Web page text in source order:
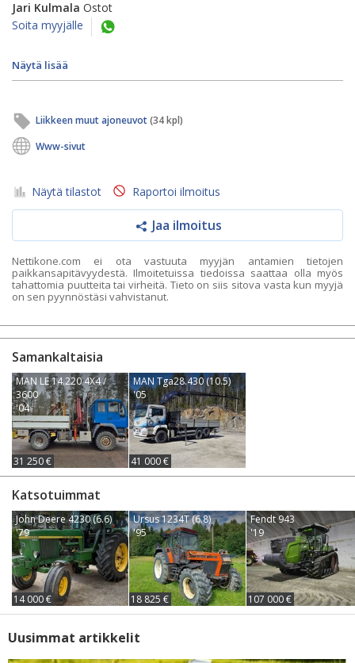
Jari Kulmala Ostot
Soita myyjälle
Näytä lisää
Liikkeen muut ajoneuvot(34 kpl)
Www-sivut
Näytä tilastot Raportoi ilmoitus
Jaa ilmoitus
Nettikone.com ei ota vastuuta myyjän antamien tietojen
paikkansapitävyydestä. Ilmoitetuissa tiedoissa saattaa olla myös
tahattomia puutteita tai virheitä. Tieto on siis sitova vasta kun myyjä
on sen pyynnöstäsi vahvistanut.
Samankaltaisia
MAN LE 14.220 4X4 /
3600
'04
31 250 €
MAN Tga28.430 (10.5)
'05
41 000 €
Katsotuimmat
John Deere 4230 (6.6)
'79
14 000 €
Ursus 1234T (6.8)
'95
18 825 €
Fendt 943
'19
107 000 €
Uusimmat artikkelit